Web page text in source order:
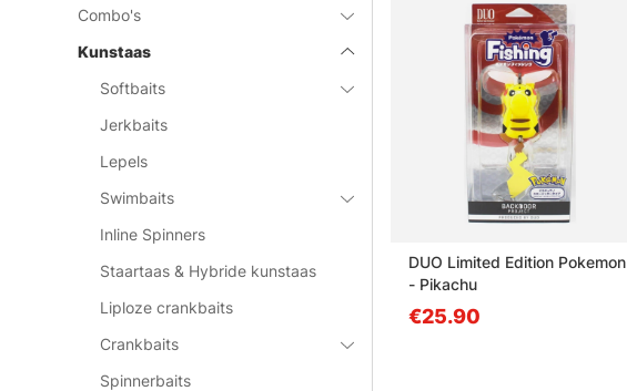
Combo's
Kunstaas
Softbaits
Jerkbaits
Lepels
Swimbaits
Inline Spinners
Staartaas & Hybride kunstaas
Liploze crankbaits
Crankbaits
Spinnerbaits
Berkley Pulse Slurp 8.5cm -
Red Head
van €7.90
DUO Limited Edition Pokemon
- Pikachu
€25.90